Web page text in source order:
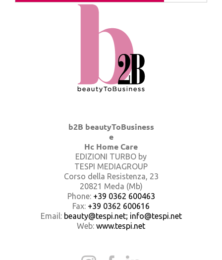
b2B beautyToBusiness
e
Hc Home Care
EDIZIONI TURBO by
TESPI MEDIAGROUP
Corso della Resistenza, 23
20821 Meda (Mb)
Phone: +39 0362 600463
Fax: +39 0362 600616
Email: beauty@tespi.net; info@tespi.net
Web: www.tespi.net